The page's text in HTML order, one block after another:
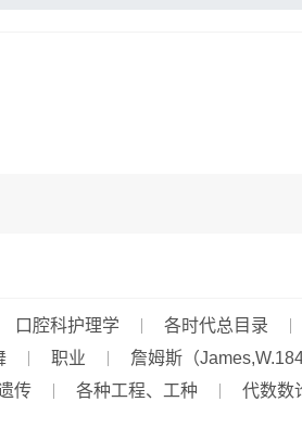
口腔科护理学 各时代总目录
职业 詹姆斯（
传 各种工程、工种 代数数